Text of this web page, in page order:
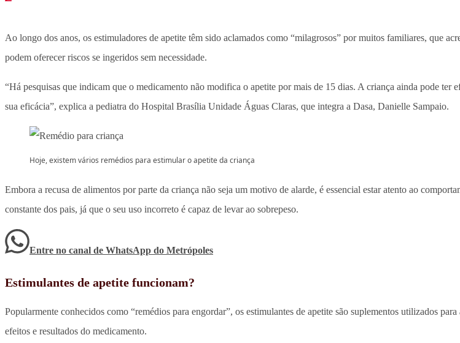
Ao longo dos anos, os estimuladores de apetite têm sido aclamados como “milagrosos” por muitos familiares, que
podem oferecer riscos se ingeridos sem necessidade.
“Há pesquisas que indicam que o medicamento não modifica o apetite por mais de 15 dias. A criança ainda pode ter
sua eficácia”, explica a pediatra do Hospital Brasília Unidade Águas Claras, que integra a Dasa, Danielle Sampaio.
Hoje, existem vários remédios para estimular o apetite da criança
Embora a recusa de alimentos por parte da criança não seja um motivo de alarde, é essencial estar atento ao
constante dos pais, já que o seu uso incorreto é capaz de levar ao sobrepeso.
Entre no canal de WhatsApp do Metrópoles
Estimulantes de apetite funcionam?
Popularmente conhecidos como “remédios para engordar”, os estimulantes de apetite são suplementos utilizados
efeitos e resultados do medicamento.